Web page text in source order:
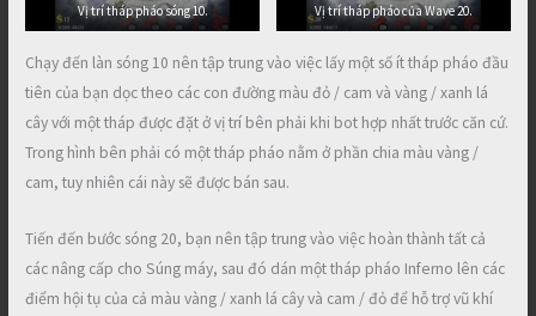
Vị trí tháp pháo sóng 10. Vị trí tháp pháo của Wave 20.
Chạy đến làn sóng 10 nên tập trung vào việc lấy một số ít tháp pháo đầu
tiên của bạn dọc theo các con đường màu đỏ / cam và vàng / xanh lá
cây với một tháp được đặt ở vị trí bên phải khi bot hợp nhất trước căn cứ.
Trong hình bên phải có một tháp pháo nằm ở phần chia màu vàng /
cam, tuy nhiên cái này sẽ được bán sau.
Tiến đến bước sóng 20, bạn nên tập trung vào việc hoàn thành tất cả
các nâng cấp cho Súng máy, sau đó dán một tháp pháo Inferno lên các
điểm hội tụ của cả màu vàng / xanh lá cây và cam / đỏ để hỗ trợ vũ khí